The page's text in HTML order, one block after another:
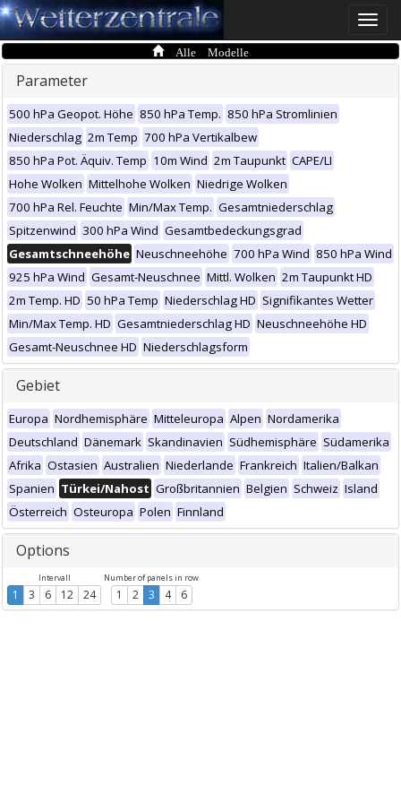
Toggle
Alle Modelle
Parameter
500 hPa Geopot. Höhe 850 hPa Temp. 850 hPa Stromlinien
Niederschlag 2m Temp 700 hPa Vertikalbew
850 hPa Pot. Äquiv. Temp 10m Wind 2m Taupunkt CAPE/LI
Hohe Wolken Mittelhohe Wolken Niedrige Wolken
700 hPa Rel. Feuchte Min/Max Temp. Gesamtniederschlag
Spitzenwind 300 hPa Wind Gesamtbedeckungsgrad
Gesamtschneehöhe Neuschneehöhe 700 hPa Wind 850 hPa Wind
925 hPa Wind Gesamt-Neuschnee Mittl. Wolken 2m Taupunkt HD
2m Temp. HD 50 hPa Temp Niederschlag HD Signifikantes Wetter
Min/Max Temp. HD Gesamtniederschlag HD Neuschneehöhe HD
Gesamt-Neuschnee HD Niederschlagsform
Gebiet
Europa Nordhemisphäre Mitteleuropa Alpen Nordamerika
Deutschland Dänemark Skandinavien Südhemisphäre Südamerika
Afrika Ostasien Australien Niederlande Frankreich Italien/Balkan
Spanien Türkei/Nahost Großbritannien Belgien Schweiz Island
Österreich Osteuropa Polen Finnland
Options
Intervall
1 3 6 12 24
Number of panels in row
1 2 3 4 6